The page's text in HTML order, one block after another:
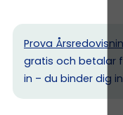
Prova
gratis och betalar
in – du binder dig